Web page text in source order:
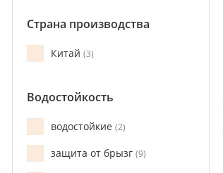
Страна производства
Китай 3
Водостойкость
водостойкие 2
защита от брызг 9